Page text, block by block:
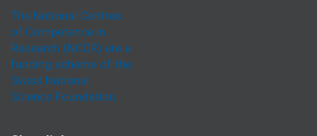
The National Centres
of Competence in
Research (NCCR) are a
funding scheme of the
Swiss National
Science Foundation.